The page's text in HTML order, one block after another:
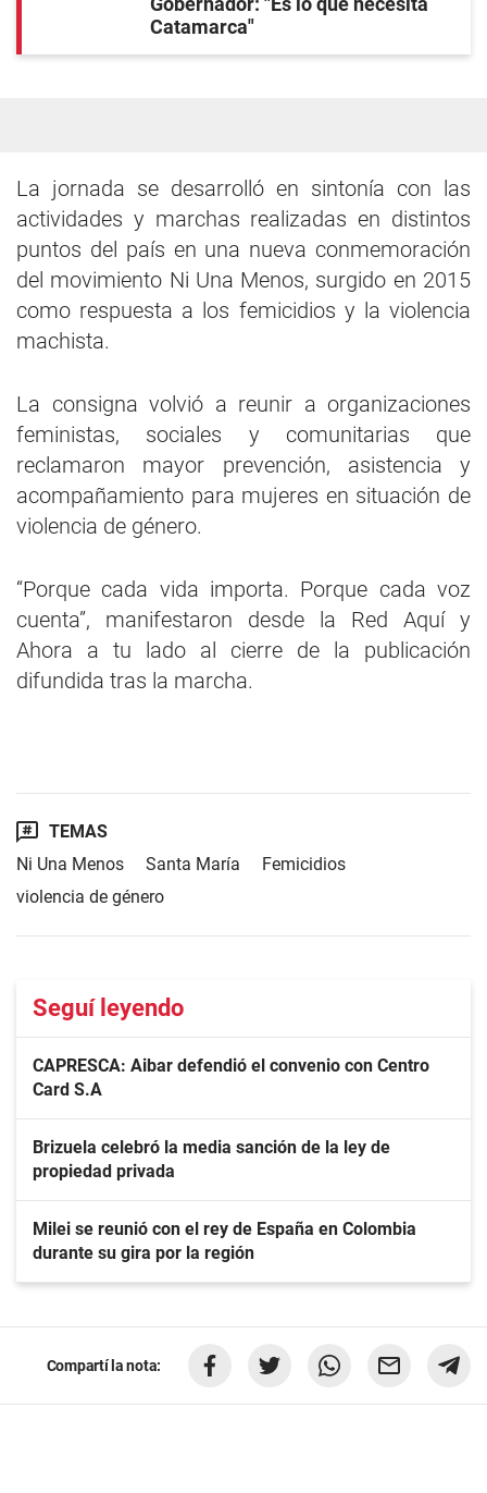
Catamarca"
La jornada se desarrolló en sintonía con las
actividades y marchas realizadas en distintos
puntos del país en una nueva conmemoración
del movimiento Ni Una Menos, surgido en 2015
como respuesta a los femicidios y la violencia
machista.
La consigna volvió a reunir a organizaciones
feministas, sociales y comunitarias que
reclamaron mayor prevención, asistencia y
acompañamiento para mujeres en situación de
violencia de género.
“Porque cada vida importa. Porque cada voz
cuenta”, manifestaron desde la Red Aquí y
Ahora a tu lado al cierre de la publicación
difundida tras la marcha.
TEMAS
Ni Una Menos
Santa María
Femicidios
violencia de género
Seguí leyendo
CAPRESCA: Aibar defendió el convenio con Centro
Card S.A
Brizuela celebró la media sanción de la ley de
propiedad privada
Milei se reunió con el rey de España en Colombia
durante su gira por la región
Compartí la nota: